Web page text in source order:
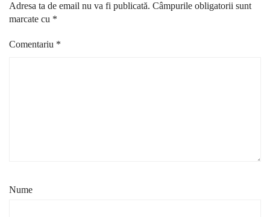
Adresa ta de email nu va fi publicată. Câmpurile obligatorii sunt
marcate cu *
Comentariu *
Nume